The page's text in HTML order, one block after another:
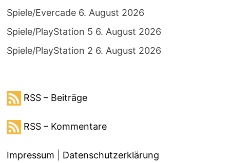
Spiele/Evercade 6. August 2026
Spiele/PlayStation 5 6. August 2026
Spiele/PlayStation 2 6. August 2026
RSS – Beiträge
RSS – Kommentare
Impressum Datenschutzerklärung